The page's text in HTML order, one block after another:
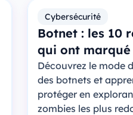
Cybersécurité
Botnet : les 10
qui ont marqué
Découvrez le mode
des botnets et
protéger en
zombies les plus